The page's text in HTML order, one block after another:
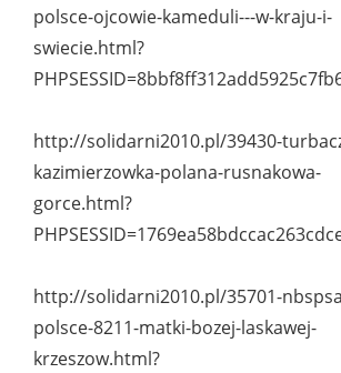
polsce-ojcowie-kameduli---w-kraju-i-
swiecie.html?
http://solidarni2010.pl/39430-
kazimierzowka-polana-rusnakowa-
gorce.html?
http://solidarni2010.pl/35701-
polsce-8211-matki-bozej-laskawej-
krzeszow.html?